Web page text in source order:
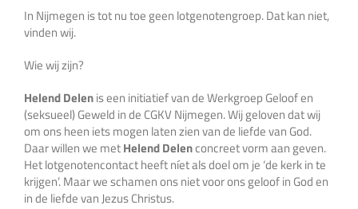
In Nijmegen is tot nu toe geen lotgenotengroep. Dat kan niet,
vinden wij.
Wie wij zijn?
HelendDelenis een initiatief van de Werkgroep Geloof en
(seksueel) Geweld in de CGKV Nijmegen. Wij geloven dat wij
om ons heen iets mogen laten zien van de liefde van God.
Daar willen we metHelendDelenconcreet vorm aan geven.
Het lotgenotencontact heeft níet als doel om je ‘de kerk in te
krijgen’. Maar we schamen ons niet voor ons geloof in God en
in de liefde van Jezus Christus.